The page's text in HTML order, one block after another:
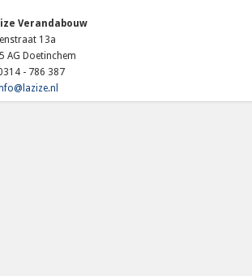
Verandabouw
13a
AG Doetinchem
- 786 387